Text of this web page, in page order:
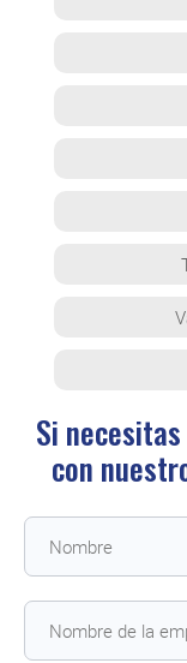
Si
con